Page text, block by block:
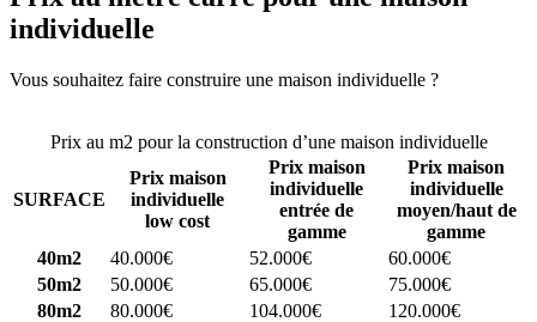
individuelle
Vous souhaitez faire construire une maison individuelle ?
Prix au m2 pour la construction d’une maison individuelle
SURFACE
Prix maison
individuelle
low cost
Prix maison
individuelle
entrée de
gamme
Prix maison
individuelle
moyen/haut de
gamme
40m2
40.000€ 52.000€
60.000€
50m2
50.000€ 65.000€
75.000€
80m2
80.000€ 104.000€
120.000€